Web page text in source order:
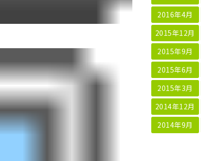
2016年4月
2015年12月
2015年9月
2015年6月
2015年3月
2014年12月
2014年9月